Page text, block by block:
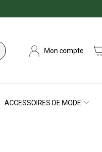
Mon compte
ACCESSOIRES DE MODE